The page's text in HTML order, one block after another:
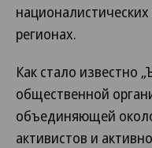
регионах.
Как стало известно
общественной
объединяющей
активистов и